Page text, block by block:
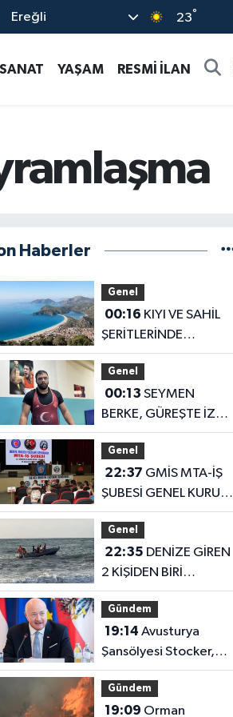
Ereğli 23°
YAŞAM RESMİ İLAN
Haberler
Genel
00:16
ŞERİTLERİNDE
DÜZENLEME
Genel
00:13 SEYMEN
BERKE, GÜREŞTE İZ
BIRAKMAK İSTİYOR
Genel
22:37
ŞUBESİ GENEL KURULU
GERÇEKLEŞTİRİLDİ
Genel
22:35
2 KİŞİDEN BİRİ
KURTARILDI, DİĞERİ
ARANIYOR
Gündem
19:14 Avusturya
Şansölyesi Stocker,
Türkiye'ye geliyor
Gündem
19:09